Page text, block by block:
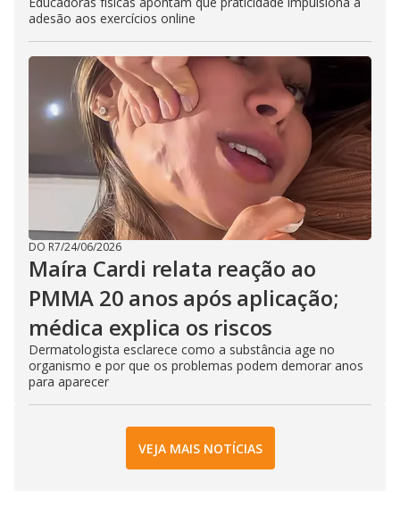
adesão aos exercícios online
DO R7/24/06/2026
Maíra Cardi relata reação ao
PMMA 20 anos após aplicação;
médica explica os riscos
Dermatologista esclarece como a substância age no
organismo e por que os problemas podem demorar anos
para aparecer
VEJA MAIS NOTÍCIAS